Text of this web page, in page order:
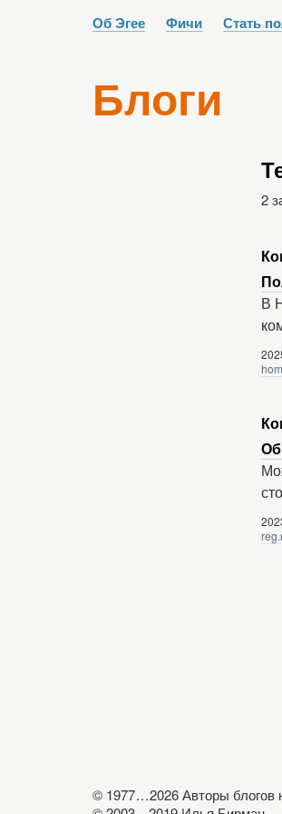
Об Эгее Фичи Стать
Блоги
2
В
© 1977...2026 Авторы блогов